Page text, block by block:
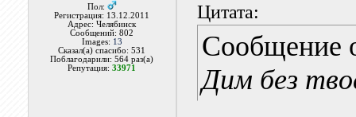
Пол:
Регистрация: 13.12.2011
Адрес: Челябинск
Сообщений: 802
Images: 13
Сказал(а) спасибо: 531
Поблагодарили: 564 раз(а)
Репутация:33971
Цитата:
Сообщение
Дим без